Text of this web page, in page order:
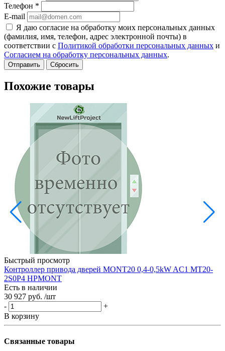
Телефон *
E-mail
Я даю согласие на обработку моих персональных данных
(фамилия, имя, телефон, адрес электронной почты) в
соответствии с Политикой обработки персональных данных и
Согласием на обработку персональных данных.
Сбросить
Похожие товары
Быстрый просмотр
Контроллер привода дверей MONT20 0,4-0,5kW AC1 MT20-
2S0P4 HPMONT
Есть в наличии
30 927 руб. /шт
-
+
В корзину
Связанные товары